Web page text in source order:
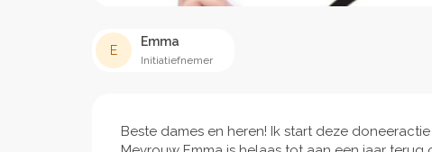
E
Emma
Initiatiefnemer
Beste dames en heren! Ik start deze